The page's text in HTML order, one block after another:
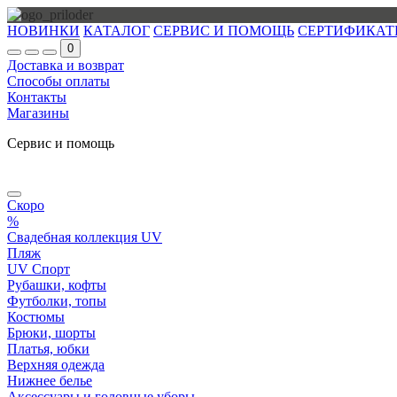
НОВИНКИ КАТАЛОГ СЕРВИС И ПОМОЩЬ
0
Доставка и возврат
Способы оплаты
Контакты
Магазины
Сервис и помощь
Скоро
%
Свадебная коллекция UV
Пляж
UV Спорт
Рубашки, кофты
Футболки, топы
Костюмы
Брюки, шорты
Платья, юбки
Верхняя одежда
Нижнее белье